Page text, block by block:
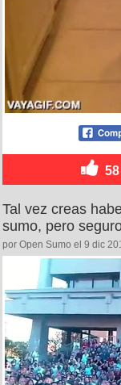
58
Tal vez creas
sumo, pero
por Open Sumo el 9 dic